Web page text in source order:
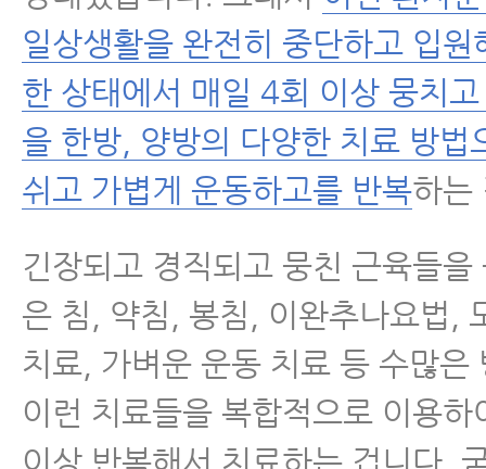
일상생활을 완전히 중단하고 입원
한 상태에서 매일 4회 이상 뭉치
을 한방, 양방의 다양한 치료 방법
쉬고 가볍게 운동하고를 반복하는
긴장되고 경직되고 뭉친 근육들을
은 침, 약침, 봉침, 이완추나요법,
치료, 가벼운 운동 치료 등 수많은
이런 치료들을 복합적으로 이용
이상 반복해서 치료하는 겁니다.